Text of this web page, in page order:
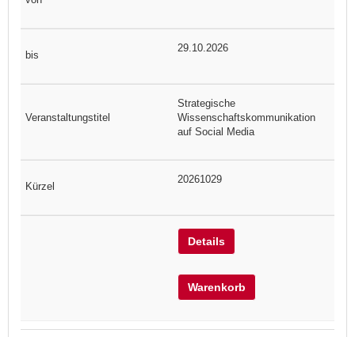
29.10.2026
Strategische
Wissenschaftskommunikation
auf Social Media
20261029
Details
Warenkorb